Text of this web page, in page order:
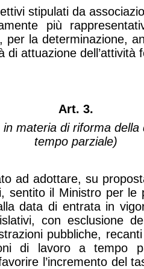
stipulati da
più
per la determinazione,
di attuazione dell’attività
Art. 3.
materia di riforma della
tempo parziale)
ad adottare, su
sentito il Ministro per le
data di entrata in
con esclusione
pubbliche,
di lavoro a tempo
l’incremento del